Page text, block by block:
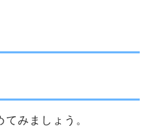
みましょう。